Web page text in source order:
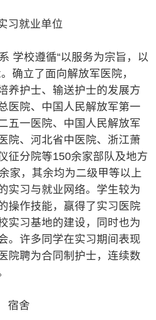
习就业单位
学校遵循“以服务为宗旨，以
确立了面向解放军医院，
养护士、输送护士的发展方
医院、中国人民解放军第一
五一医院、中国人民解放军
院、河北省中医院、浙江萧
征分院等150余家部队及地方
家，其余均为二级甲等以上
实习与就业网络。学生较为
操作技能，赢得了实习医院
实习基地的建设，同时也为
。许多同学在实习期间表现
院聘为合同制护士，连续数
宿舍